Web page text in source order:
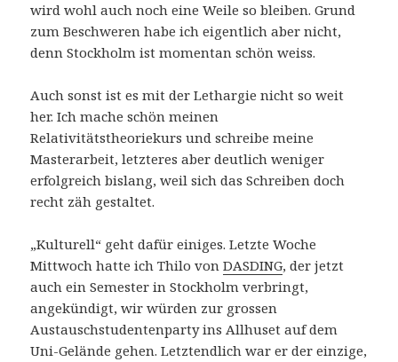
wird wohl auch noch eine Weile so bleiben. Grund
zum Beschweren habe ich eigentlich aber nicht,
denn Stockholm ist momentan schön weiss.
Auch sonst ist es mit der Lethargie nicht so weit
her. Ich mache schön meinen
Relativitätstheoriekurs und schreibe meine
Masterarbeit, letzteres aber deutlich weniger
erfolgreich bislang, weil sich das Schreiben doch
recht zäh gestaltet.
„Kulturell“ geht dafür einiges. Letzte Woche
Mittwoch hatte ich Thilo vonDASDING, der jetzt
auch ein Semester in Stockholm verbringt,
angekündigt, wir würden zur grossen
Austauschstudentenparty ins Allhuset auf dem
Uni-Gelände gehen. Letztendlich war er der einzige,